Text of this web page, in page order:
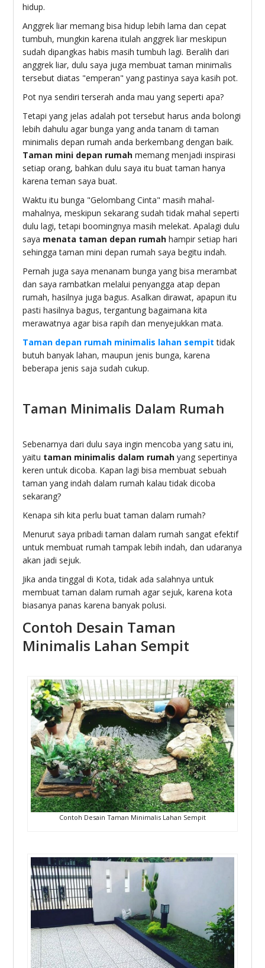
hidup.
Anggrek liar memang bisa hidup lebih lama dan cepat
tumbuh, mungkin karena itulah anggrek liar meskipun
sudah dipangkas habis masih tumbuh lagi. Beralih dari
anggrek liar, dulu saya juga membuat taman minimalis
tersebut diatas "emperan" yang pastinya saya kasih pot.
Pot nya sendiri terserah anda mau yang seperti apa?
Tetapi yang jelas adalah pot tersebut harus anda bolongi
lebih dahulu agar bunga yang anda tanam di taman
minimalis depan rumah anda berkembang dengan baik.
Taman mini depan rumah memang menjadi inspirasi
setiap orang, bahkan dulu saya itu buat taman hanya
karena teman saya buat.
Waktu itu bunga "Gelombang Cinta" masih mahal-
mahalnya, meskipun sekarang sudah tidak mahal seperti
dulu lagi, tetapi boomingnya masih melekat. Apalagi dulu
saya menata taman depan rumahhampir setiap hari
sehingga taman mini depan rumah saya begitu indah.
Pernah juga saya menanam bunga yang bisa merambat
dan saya rambatkan melalui penyangga atap depan
rumah, hasilnya juga bagus. Asalkan dirawat, apapun itu
pasti hasilnya bagus, tergantung bagaimana kita
merawatnya agar bisa rapih dan menyejukkan mata.
Taman depan rumah minimalis lahan sempit tidak
butuh banyak lahan, maupun jenis bunga, karena
beberapa jenis saja sudah cukup.
Taman Minimalis Dalam Rumah
Sebenarnya dari dulu saya ingin mencoba yang satu ini,
yaitu taman minimalis dalam rumah yang sepertinya
keren untuk dicoba. Kapan lagi bisa membuat sebuah
taman yang indah dalam rumah kalau tidak dicoba
sekarang?
Kenapa sih kita perlu buat taman dalam rumah?
Menurut saya pribadi taman dalam rumah sangat efektif
untuk membuat rumah tampak lebih indah, dan udaranya
akan jadi sejuk.
Jika anda tinggal di Kota, tidak ada salahnya untuk
membuat taman dalam rumah agar sejuk, karena kota
biasanya panas karena banyak polusi.
Contoh Desain Taman
Minimalis Lahan Sempit
Contoh Desain Taman Minimalis Lahan Sempit